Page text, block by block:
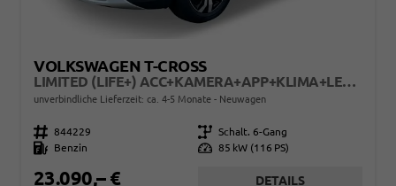
VOLKSWAGEN T-CROSS
LIMITED (LIFE+) ACC+KAMERA+APP+KLIMA+LED+17'' ALU
unverbindliche Lieferzeit: ca. 4-5 Monate Neuwagen
Fahrzeugnr. 844229 Getriebe Schalt. 6-Gang
Kraftstoff
Benzin Leistung 85 kW (116 PS)
23.090,– € DETAILS